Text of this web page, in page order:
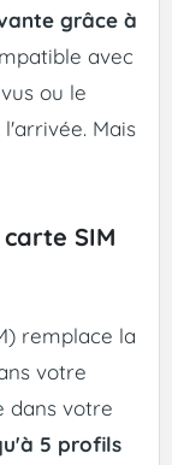
grâce à
avec
ou le
Mais
SIM
remplace la
votre
dans votre
5 profils